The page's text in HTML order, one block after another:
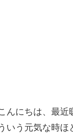
んにちは、最
いう元気な時ほ